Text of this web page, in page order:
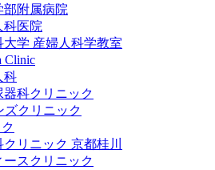
部附属病院
科医院
学 産婦人科学教室
Clinic
科
科クリニック
ズクリニック
リニック 京都桂川
スクリニック